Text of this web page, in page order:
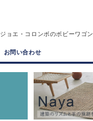
ジョエ・コロンボのボビーワゴ
お問い合わせ